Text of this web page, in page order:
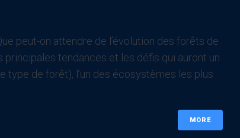
peut-on attendre de l’évolution des forêts de
tendances et les défis qui auront un
type de forêt), l’un des écosystèmes les plus
MORE